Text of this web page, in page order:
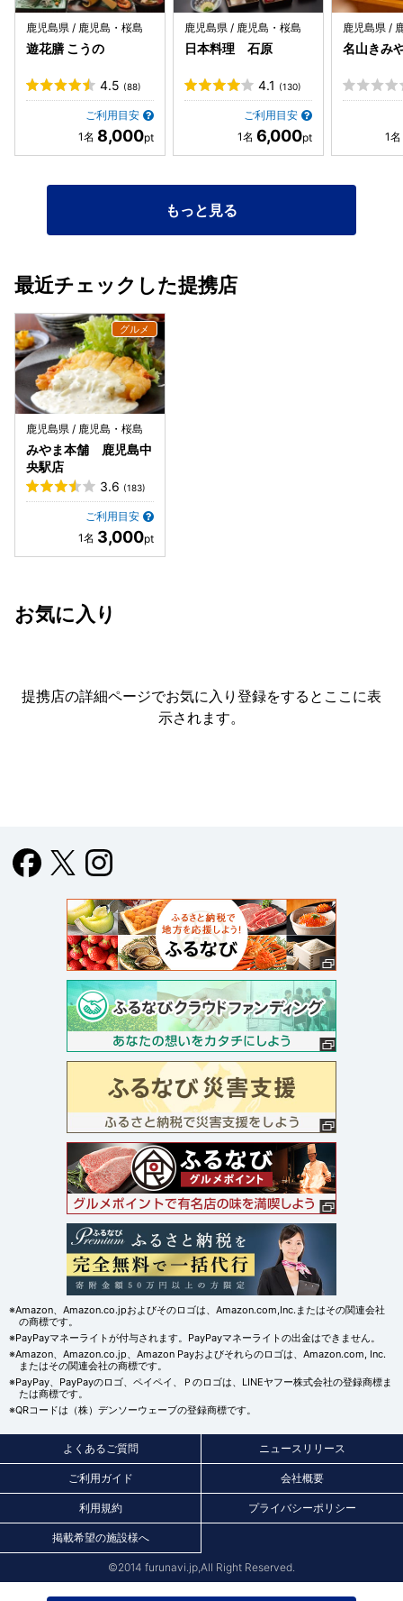
鹿児島県 / 鹿児島・桜島
遊花膳 こうの
4.5 (88)
ご利用目安
8,000
鹿児島県 / 鹿児島・桜島
日本料理 石原
4.1 (130)
ご利用目安
6,000
鹿児島県 /
名山きみ
もっと見る
最近チェックした提携店
鹿児島県 / 鹿児島・桜島
みやま本舗 鹿児島中
央駅店
3.6 (183)
ご利用目安
3,000
お気に入り
提携店の詳細ページでお気に入り登録をすると ここに表
示されます。
※Amazon、Amazon.co.jpおよびそのロゴは、Amazon.com,Inc.またはその関連会社
の商標です。
※PayPayマネーライトが付与されます。PayPayマネーライトの出金はできません。
※Amazon、Amazon.co.jp、Amazon Payおよびそれらのロゴは、Amazon.com, Inc.
またはその関連会社の商標です。
※PayPay、PayPayのロゴ、ペイペイ、Ｐのロゴは、LINEヤフー株式会社の登録商標ま
たは商標です。
※QRコードは（株）デンソーウェーブの登録商標です。
よくあるご質問 ニュースリリース
ご利用ガイド 会社概要
利用規約 プライバシーポリシー
掲載希望の施設様へ
©2014 furunavi.jp,All Right Reserved.